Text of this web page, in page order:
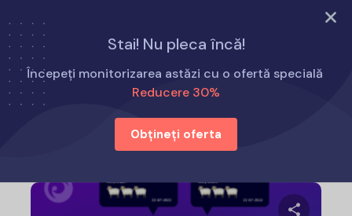
Încearcă acum
Stai! Nu pleca încă!
Începeți monitorizarea astăzi cu o ofertă specială
Reducere 30%
Obțineți oferta
Acasă Cum să
Cum să